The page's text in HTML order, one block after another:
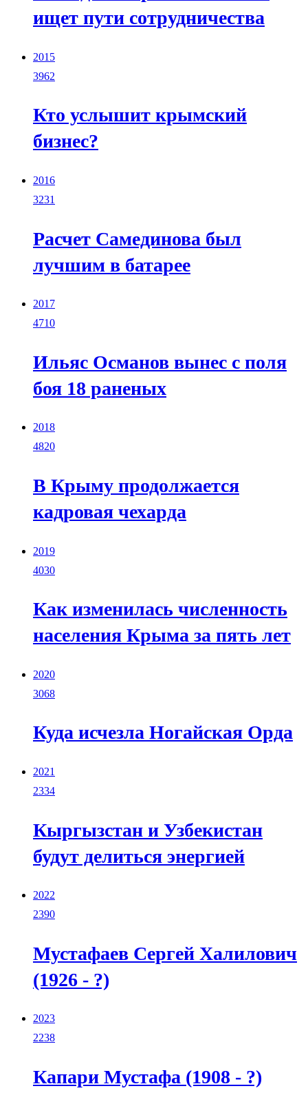
ищет пути сотрудничества
2015
3962
Кто услышит крымский
бизнес?
2016
3231
Расчет Самединова был
лучшим в батарее
2017
4710
Ильяс Османов вынес с поля
боя 18 раненых
2018
4820
В Крыму продолжается
кадровая чехарда
2019
4030
Как изменилась численность
населения Крыма за пять лет
2020
3068
Куда исчезла Ногайская Орда
2021
2334
Кыргызстан и Узбекистан
будут делиться энергией
2022
2390
Мустафаев Сергей Халилович
(1926 - ?)
2023
2238
Капари Мустафа (1908 - ?)